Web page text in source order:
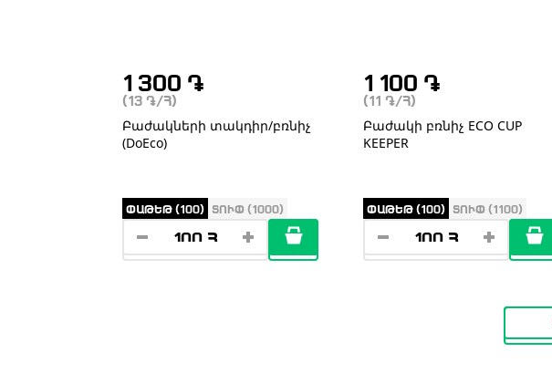
1 300 ֏
(13 ֏ /Հ)
Բաժակների տակդիր/բռնիչ
(DoEco)
ՓԱԹԵԹ (100) ՏՈՒՓ (1000)
1 100 ֏
(11 ֏ /Հ)
Բաժակի բռնիչ ECO CUP
KEEPER
ՓԱԹԵԹ (100) ՏՈՒՓ (1100)